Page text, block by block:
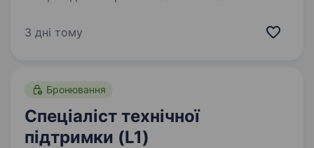
у сфері роботизації війни та працюємо над
3 дні тому
Бронювання
Спеціаліст технічної
підтримки (L1)